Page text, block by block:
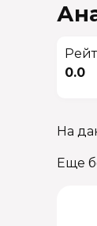
0.0
На
Еще